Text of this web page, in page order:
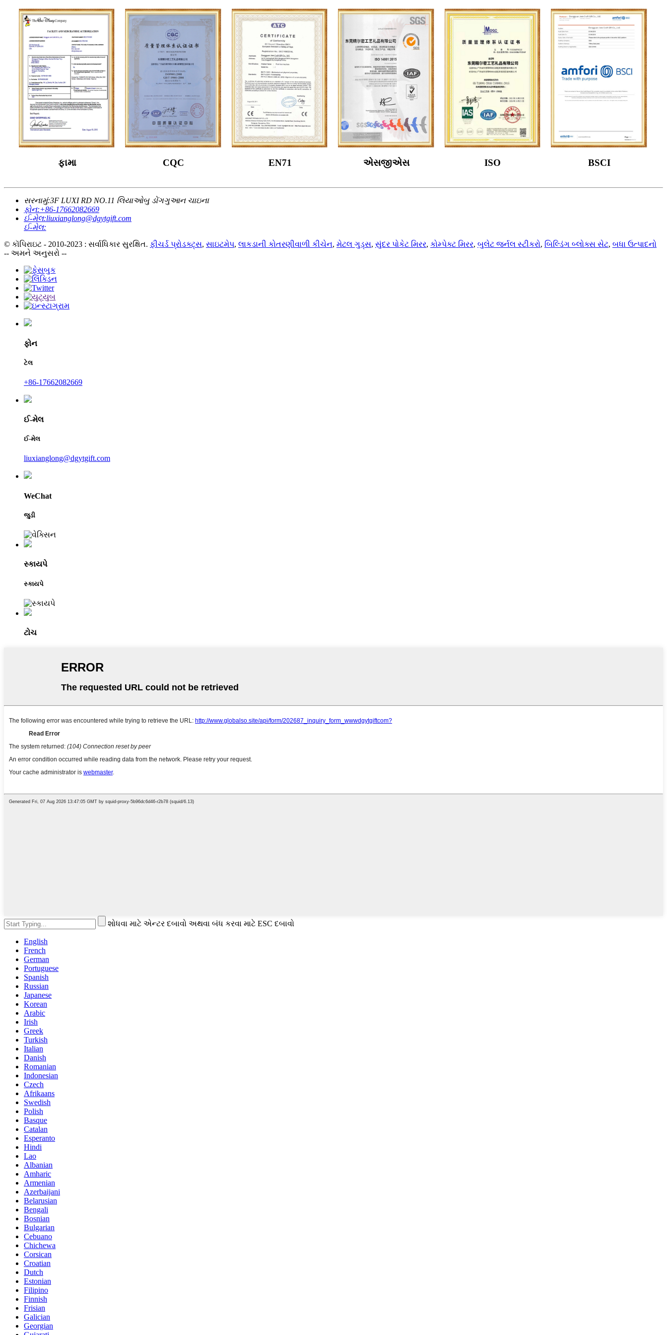
ફામા CQC EN71 એસજીએસ ISO BSCI
સરનામું:3F LUXI RD NO.11 લિયાઓબુ ડોંગગુઆન ચાઇના
ફોન:+86-17662082669
ઈ-મેલ:liuxianglong@dgytgift.com
ઈ-મેલ:
© કૉપિરાઇટ - 2010-2023 : સર્વાધિકાર સુરક્ષિત. ફીચર્ડ પ્રોડક્ટ્સ, સાઇટમેપ, લાકડાની કોતરણીવાળી કીચેન, મેટલ ગુડ્સ, સુંદર પોકેટ મિરર, કોમ્પેક્ટ મિરર, બુલેટ જર્નલ સ્ટીકરો, બિલ્ડિંગ બ્લોક્સ સેટ, બધા ઉત્પાદનો
-- અમને અનુસરો --
ફોન
ટેલ
+86-17662082669
ઈ-મેલ
ઈ-મેલ
liuxianglong@dgytgift.com
WeChat
જુડી
સ્કાયપે
સ્કાયપે
ટોચ
શોધવા માટે એન્ટર દબાવો અથવા બંધ કરવા માટે ESC દબાવો
English
French
German
Portuguese
Spanish
Russian
Japanese
Korean
Arabic
Irish
Greek
Turkish
Italian
Danish
Romanian
Indonesian
Czech
Afrikaans
Swedish
Polish
Basque
Catalan
Esperanto
Hindi
Lao
Albanian
Amharic
Armenian
Azerbaijani
Belarusian
Bengali
Bosnian
Bulgarian
Cebuano
Chichewa
Corsican
Croatian
Dutch
Estonian
Filipino
Finnish
Frisian
Galician
Georgian